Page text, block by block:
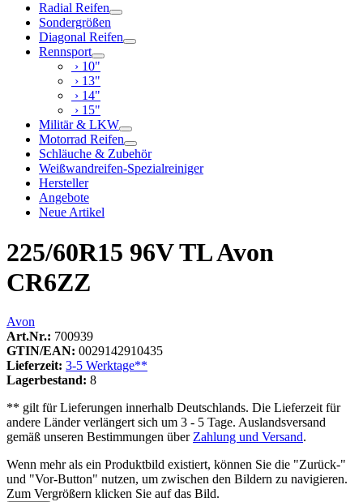
Radial Reifen
Sondergrößen
Diagonal Reifen
Rennsport
› 10"
› 13"
› 14"
› 15"
Militär & LKW
Motorrad Reifen
Schläuche & Zubehör
Weißwandreifen-Spezialreiniger
Hersteller
Angebote
Neue Artikel
225/60R15 96V TL Avon
CR6ZZ
Avon
Art.Nr.: 700939
GTIN/EAN: 0029142910435
Lieferzeit: 3-5 Werktage**
Lagerbestand: 8
** gilt für Lieferungen innerhalb Deutschlands. Die Lieferzeit für
andere Länder verlängert sich um 3 - 5 Tage. Auslandsversand
gemäß unseren Bestimmungen über Zahlung und Versand.
Wenn mehr als ein Produktbild existiert, können Sie die "Zurück-"
und "Vor-Button" nutzen, um zwischen den Bildern zu navigieren.
Zum Vergrößern klicken Sie auf das Bild.